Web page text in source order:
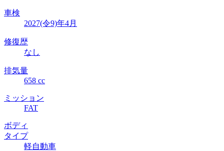
車検
2027(令9)年4月
修復歴
なし
排気量
658 cc
ミッション
FAT
ボディ
タイプ
軽自動車